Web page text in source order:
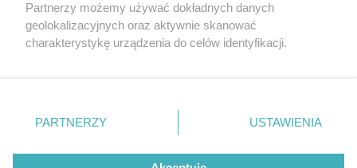
© 2026 Grupa ZPR Media
Partnerzy możemy używać dokładnych danych
geolokalizacyjnych oraz aktywnie skanować
charakterystykę urządzenia do celów identyfikacji.
zmienić/wycofać klikając przycisk ustawień prywatności
znajdujący się w lewym dolnym rogu strony
rodzaje przetwarzania danych nie wymagają zgody
PARTNERZY USTAWIENIA